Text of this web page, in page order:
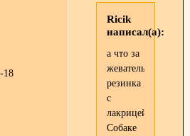
18
Ricik
написал(а):
а что за
жевательная
резинка
с
лакрицей?
Собаке